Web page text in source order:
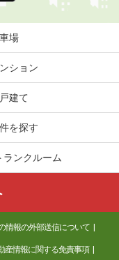
場
ション
建て
を探す
ンクルーム
情報の外部送信について
産情報に関する免責事項